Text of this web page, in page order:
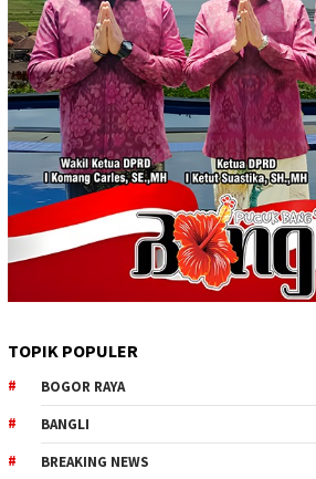
TOPIK POPULER
BOGOR RAYA
BANGLI
BREAKING NEWS